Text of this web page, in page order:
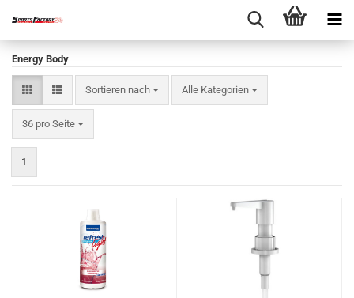
Energy Body
Sortieren nach
Sortieren nach Alle Kategorien
36 pro Seite
pro Seite
1